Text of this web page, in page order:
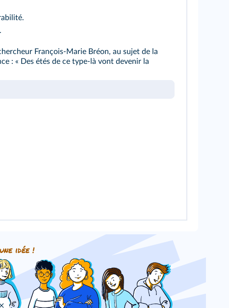
François-Marie Bréon, au sujet de la
: « Des étés de ce type-là vont devenir la
idée !